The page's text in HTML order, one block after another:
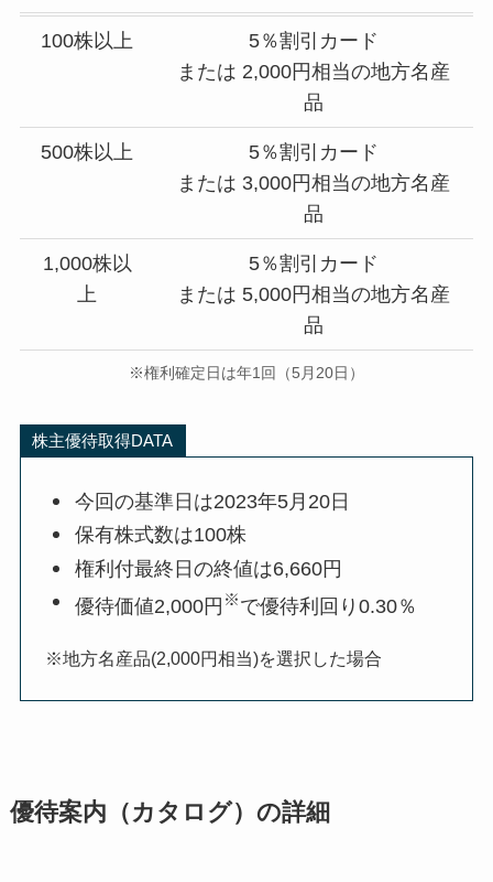
100株以上
5％割引カード
または 2,000円相当の地方名産
品
500株以上
5％割引カード
または 3,000円相当の地方名産
品
1,000株以
上
5％割引カード
または 5,000円相当の地方名産
品
※権利確定日は年1回（5月20日）
株主優待取得DATA
今回の基準日は2023年5月20日
保有株式数は100株
権利付最終日の終値は6,660円
優待価値2,000円 ※で優待利回り0.30％
※地方名産品(2,000円相当)を選択した場合
優待案内（カタログ）の詳細